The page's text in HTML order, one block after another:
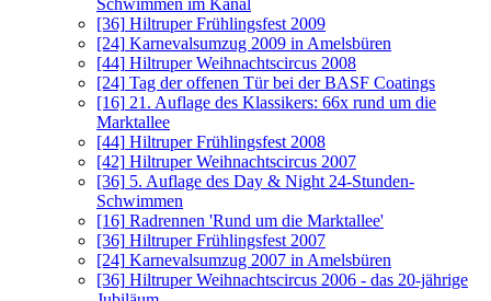
Schwimmen im Kanal
[36] Hiltruper Frühlingsfest 2009
[24] Karnevalsumzug 2009 in Amelsbüren
[44] Hiltruper Weihnachtscircus 2008
[24] Tag der offenen Tür bei der BASF Coatings
[16] 21. Auflage des Klassikers: 66x rund um die
Marktallee
[44] Hiltruper Frühlingsfest 2008
[42] Hiltruper Weihnachtscircus 2007
[36] 5. Auflage des Day & Night 24-Stunden-
Schwimmen
[16] Radrennen 'Rund um die Marktallee'
[36] Hiltruper Frühlingsfest 2007
[24] Karnevalsumzug 2007 in Amelsbüren
[36] Hiltruper Weihnachtscircus 2006 - das 20-jährige